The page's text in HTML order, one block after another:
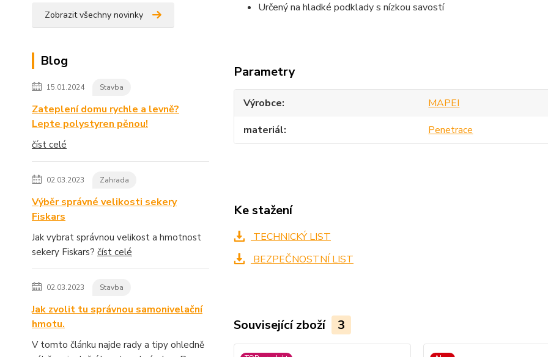
Zobrazit všechny novinky
Blog
15.01.2024 Stavba
Zateplení domu rychle a levně?
Lepte polystyren pěnou!
číst celé
02.03.2023 Zahrada
Výběr správné velikosti sekery
Fiskars
Jak vybrat správnou velikost a hmotnost
sekery Fiskars? číst celé
02.03.2023 Stavba
Jak zvolit tu správnou samonivelační
hmotu.
V tomto článku najde rady a tipy ohledně
Určený na hladké podklady s nízkou savostí
Parametry
Výrobce
MAPEI
materiál
Penetrace
Ke stažení
TECHNICKÝ LIST
BEZPEČNOSTNÍ LIST
Související zboží 3